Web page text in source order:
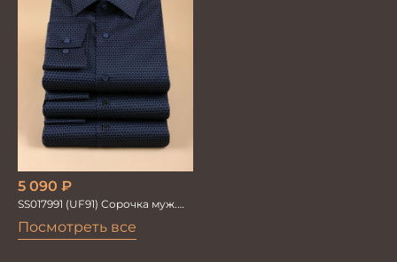
Посмотреть все
5 090 ₽
SS017991 (UF91) Сорочка муж.
GROSTYLE